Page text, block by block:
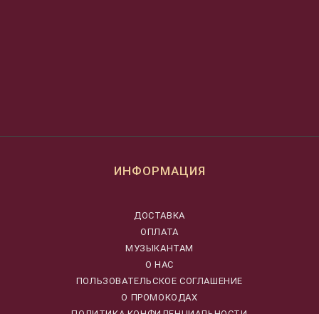
ИНФОРМАЦИЯ
ДОСТАВКА
ОПЛАТА
МУЗЫКАНТАМ
О НАС
ПОЛЬЗОВАТЕЛЬСКОЕ СОГЛАШЕНИЕ
О ПРОМОКОДАХ